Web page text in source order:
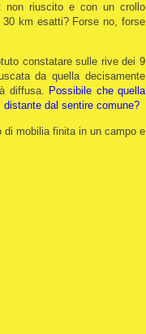
non riuscito e con un crollo
km esatti? Forse no, forse
constatare sulle rive dei 9
da quella decisamente
diffusa. Possibile che quella
dal sentire comune?
di mobilia finita in un campo e